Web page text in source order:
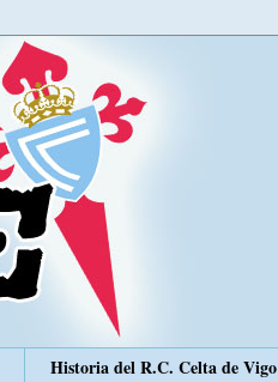
Historia del R.C. Celta de Vigo